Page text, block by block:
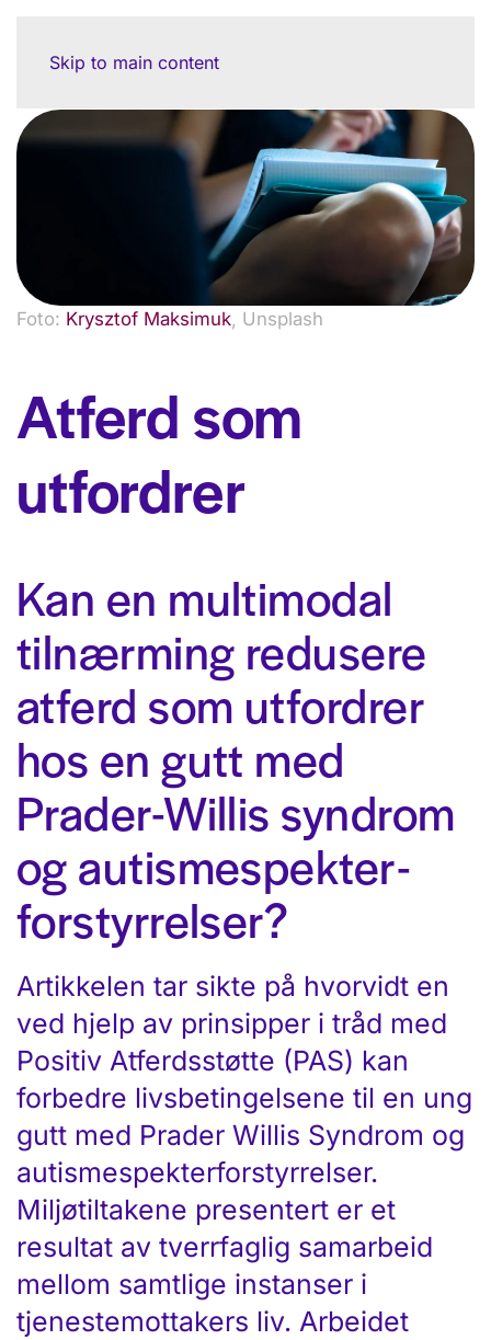
Skip to main content
Foto: Krysztof Maksimuk, Unsplash
Atferd som
utfordrer
Kan en multimodal
tilnærming redusere
atferd som utfordrer
hos en gutt med
Prader-Willis syndrom
og autisme­spekter­
forstyrrelser?
Artikkelen tar sikte på hvorvidt en
ved hjelp av prinsipper i tråd med
Positiv Atferdsstøtte (PAS) kan
forbedre livsbetingelsene til en ung
gutt med Prader Willis Syndrom og
autismespekterforstyrrelser.
Miljøtiltakene presentert er et
resultat av tverrfaglig samarbeid
mellom samtlige instanser i
tjenestemottakers liv. Arbeidet